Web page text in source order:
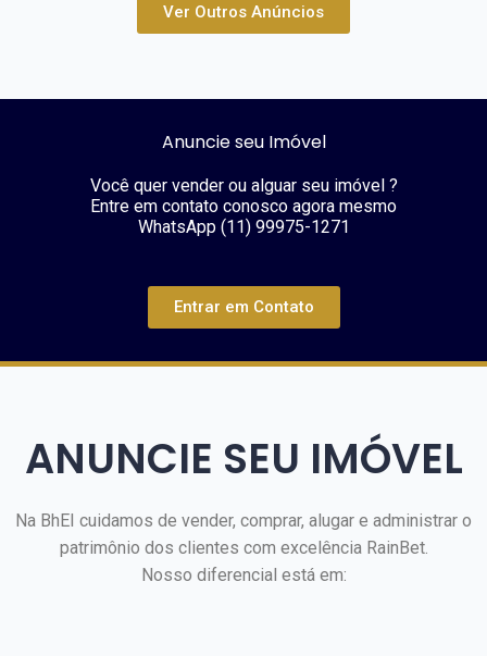
Ver Outros Anúncios
Anuncie seu Imóvel
Você quer vender ou alguar seu imóvel ?
Entre em contato conosco agora mesmo
WhatsApp (11) 99975-1271
Entrar em Contato
ANUNCIE SEU IMÓVEL
Na BhEI cuidamos de vender, comprar, alugar e administrar o
patrimônio dos clientes com excelência RainBet.
Nosso diferencial está em: